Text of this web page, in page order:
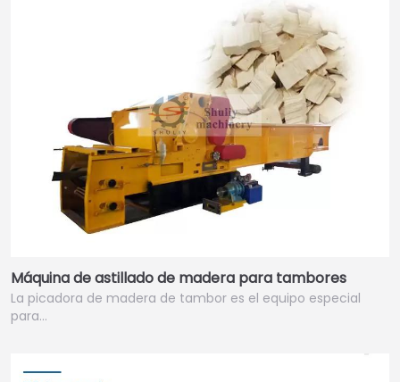
Máquina de astillado de madera para tambores
La picadora de madera de tambor es el equipo especial
para…